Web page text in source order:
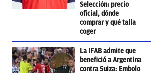
Selección: precio
oficial, dónde
comprar y qué talla
coger
La IFAB admite que
benefició a Argentina
contra Suiza: Embolo